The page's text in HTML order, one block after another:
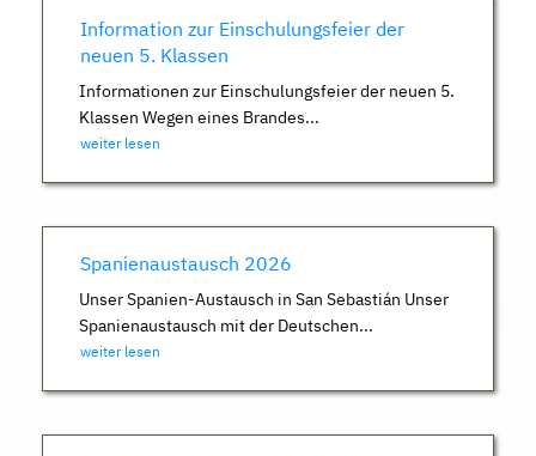
Information zur Einschulungsfeier der
neuen 5. Klassen
Informationen zur Einschulungsfeier der neuen 5.
Klassen Wegen eines Brandes...
weiter lesen
Spanienaustausch 2026
Unser Spanien-Austausch in San Sebastián Unser
Spanienaustausch mit der Deutschen...
weiter lesen